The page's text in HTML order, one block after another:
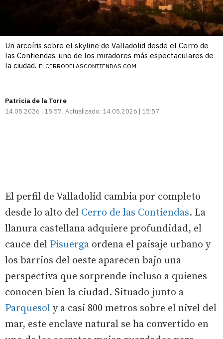
Un arcoíris sobre el skyline de Valladolid desde el Cerro de
las Contiendas, uno de los miradores más espectaculares de
la ciudad. ELCERRODELASCONTIENDAS.COM
Patricia de la Torre
14.05.2026 | 15:57 Actualizado: 14.05.2026 | 15:57
El perfil de Valladolid cambia por completo
desde lo alto del Cerro de las Contiendas. La
llanura castellana adquiere profundidad, el
cauce del Pisuerga ordena el paisaje urbano y
los barrios del oeste aparecen bajo una
perspectiva que sorprende incluso a quienes
conocen bien la ciudad. Situado junto a
Parquesol y a casi 800 metros sobre el nivel del
mar, este enclave natural se ha convertido en